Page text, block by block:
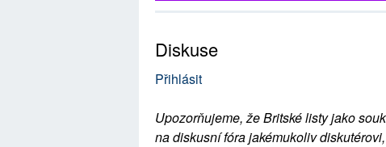
Diskuse
Přihlásit
Upozorňujeme, že Britské listy jako
na diskusní fóra jakémukoliv